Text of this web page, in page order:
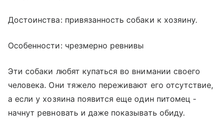
Достоинства: привязанность собаки к хозяину.
Особенности: чрезмерно ревнивы
Эти собаки любят купаться во внимании своего
человека. Они тяжело переживают его отсутствие,
а если у хозяина появится еще один питомец -
начнут ревновать и даже показывать обиду.